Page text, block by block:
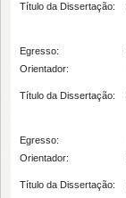
Título da Dissertação:
Egresso:
Orientador:
Título da Dissertação:
Egresso:
Orientador:
Título da Dissertação: